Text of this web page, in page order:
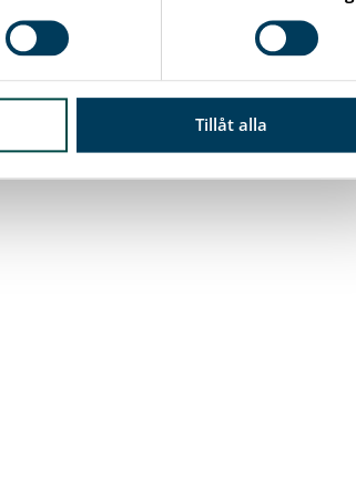
Tillåt alla